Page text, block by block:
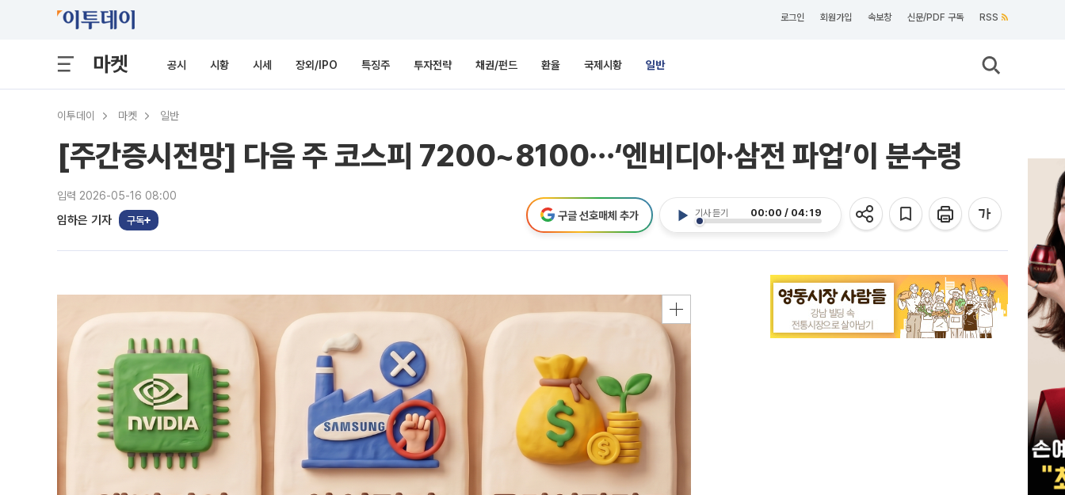
로그인 회원가입 속보창 신문/PDF 구독 RSS
마켓 공시 시황 시세 장외/IPO 특징주 투자전략 채권/펀드 환율 국제시황 일반
이투데이 마켓 일반
[주간증시전망] 다음 주 코스피 7200~8100⋯‘엔비디아·삼전 파업’이 분수령
입력 2026-05-16 08:00
임하은 기자 구독
기사 듣기 00:00 / 04:19
구글 선호매체 추가